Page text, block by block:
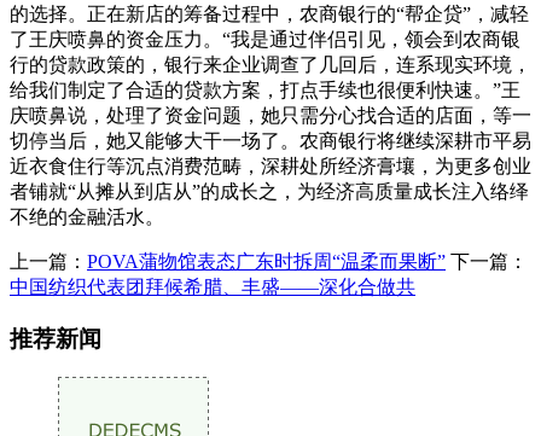
的选择。正在新店的筹备过程中，农商银行的“帮企贷”，减轻
了王庆喷鼻的资金压力。“我是通过伴侣引见，领会到农商银
行的贷款政策的，银行来企业调查了几回后，连系现实环境，
给我们制定了合适的贷款方案，打点手续也很便利快速。”王
庆喷鼻说，处理了资金问题，她只需分心找合适的店面，等一
切停当后，她又能够大干一场了。农商银行将继续深耕市平易
近衣食住行等沉点消费范畴，深耕处所经济膏壤，为更多创业
者铺就“从摊从到店从”的成长之，为经济高质量成长注入络绎
不绝的金融活水。
上一篇： POVA蒲物馆表态广东时拆周“温柔而果断” 下一篇：
中国纺织代表团拜候希腊、丰盛——深化合做共
推荐新闻